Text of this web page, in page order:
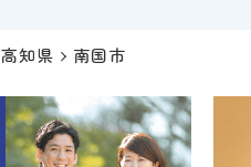
高知県 南国市